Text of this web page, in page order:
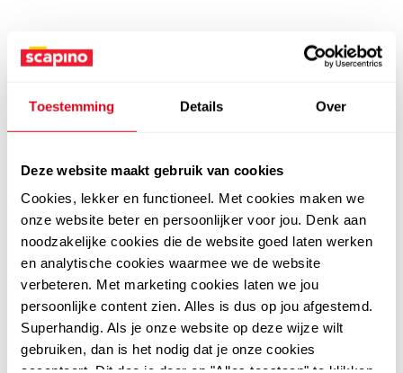
Toestemming Details Over
Deze website maakt gebruik van cookies
Cookies, lekker en functioneel. Met cookies maken we
onze website beter en persoonlijker voor jou. Denk aan
noodzakelijke cookies die de website goed laten werken
en analytische cookies waarmee we de website
verbeteren. Met marketing cookies laten we jou
persoonlijke content zien. Alles is dus op jou afgestemd.
Superhandig. Als je onze website op deze wijze wilt
gebruiken, dan is het nodig dat je onze cookies